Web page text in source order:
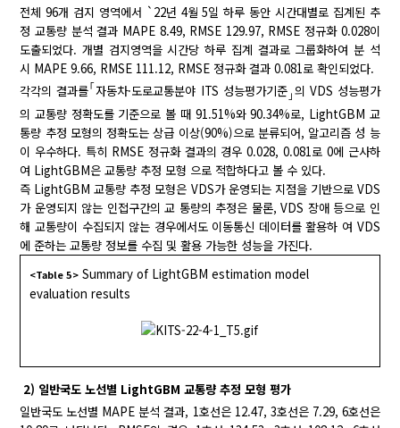
전체 96개 검지 영역에서 `22년 4월 5일 하루 동안 시간대별로 집계된 추
정 교통량 분석 결과 MAPE 8.49, RMSE 129.97, RMSE 정규화 0.028이
도출되었다. 개별 검지영역을 시간당 하루 집계 결과로 그룹화하여 분 석
시 MAPE 9.66, RMSE 111.12, RMSE 정규화 결과 0.081로 확인되었다.
각각의 결과를｢자동차·도로교통분야 ITS 성능평가기준｣의 VDS 성능평가
의 교통량 정확도를 기준으로 볼 때 91.51%와 90.34%로, LightGBM 교
통량 추정 모형의 정확도는 상급 이상(90%)으로 분류되어, 알고리즘 성 능
이 우수하다. 특히 RMSE 정규화 결과의 경우 0.028, 0.081로 0에 근사하
여 LightGBM은 교통량 추정 모형 으로 적합하다고 볼 수 있다.
즉 LightGBM 교통량 추정 모형은 VDS가 운영되는 지점을 기반으로 VDS
가 운영되지 않는 인접구간의 교 통량의 추정은 물론, VDS 장애 등으로 인
해 교통량이 수집되지 않는 경우에서도 이동통신 데이터를 활용하 여 VDS
에 준하는 교통량 정보를 수집 및 활용 가능한 성능을 가진다.
<Table 5> Summary of LightGBM estimation model
evaluation results
2) 일반국도 노선별 LightGBM 교통량 추정 모형 평가
일반국도 노선별 MAPE 분석 결과, 1호선은 12.47, 3호선은 7.29, 6호선은